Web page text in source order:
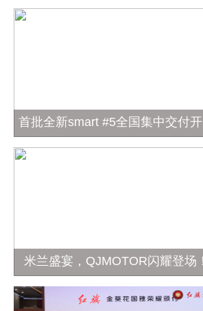
亮相米兰车展
首批全新smart #5全国集中交付开
宁泽涛作为首批明星车主代表现
米兰盛宴，QJMOTOR闪耀登场
1000&追1000国产之光